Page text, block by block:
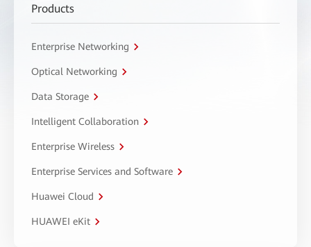
Products
Enterprise Networking
Optical Networking
Data Storage
Intelligent Collaboration
Enterprise Wireless
Enterprise Services and Software
Huawei Cloud
HUAWEI eKit